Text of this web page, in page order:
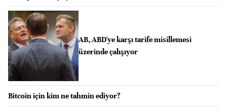
AB, ABD'ye karşı tarife misillemesi
üzerinde çalışıyor
Bitcoin için kim ne tahmin ediyor?